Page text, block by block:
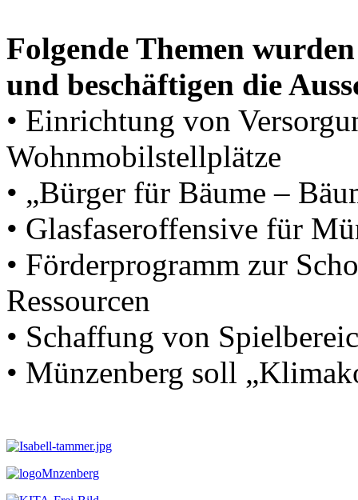
Folgende Themen
und beschäftigen die
• Einrichtung von
Wohnmobilstellplätze
• „Bürger für Bäume –
• Glasfaseroffensive für
• Förderprogramm zur
Ressourcen
• Schaffung von
• Münzenberg soll